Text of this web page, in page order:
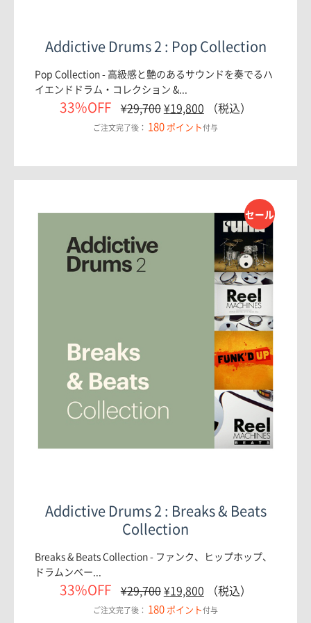
Addictive Drums 2 : Pop Collection
Pop Collection - 高級感と艶のあるサウンドを奏でるハ
イエンドドラム・コレクション &...
33%OFF ¥29,700¥19,800 （税込）
ご注文完了後： 180 ポイント付与
セール
Addictive Drums 2 : Breaks & Beats
Collection
Breaks & Beats Collection - ファンク、ヒップホップ、
ドラムンベー...
33%OFF ¥29,700¥19,800 （税込）
ご注文完了後： 180 ポイント付与